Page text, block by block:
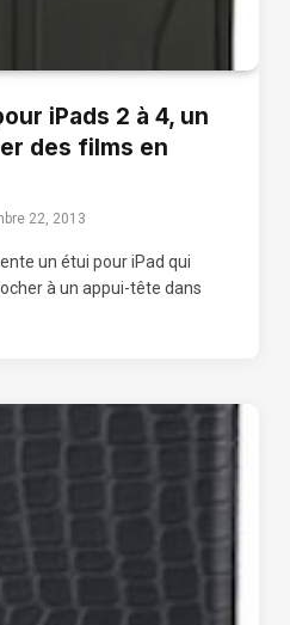
iPads 2 à 4, un
des films en
22, 2013
un étui pour iPad qui
à un appui-tête dans